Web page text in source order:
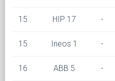
15 HIP 17 -
15 Ineos 1 -
16 ABB 5 -